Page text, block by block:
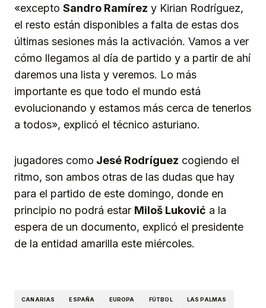
«excepto Sandro Ramírez y Kirian Rodríguez,
el resto están disponibles a falta de estas dos
últimas sesiones más la activación. Vamos a ver
cómo llegamos al día de partido y a partir de ahí
daremos una lista y veremos. Lo más
importante es que todo el mundo está
evolucionando y estamos más cerca de tenerlos
a todos», explicó el técnico asturiano.
jugadores como Jesé Rodríguez cogiendo el
ritmo, son ambos otras de las dudas que hay
para el partido de este domingo, donde en
principio no podrá estar Miloš Luković a la
espera de un documento, explicó el presidente
de la entidad amarilla este miércoles.
CANARIAS ESPAÑA EUROPA FÚTBOL LAS PALMAS